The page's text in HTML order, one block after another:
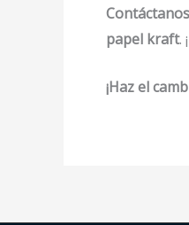
papel kraft.
¡Haz el